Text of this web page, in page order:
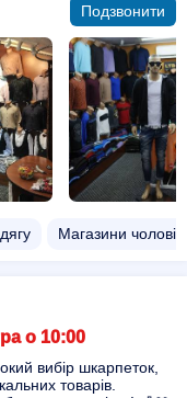
Подзвонити
Магазини
о 10:00
вибір шкарпеток,
товарів.